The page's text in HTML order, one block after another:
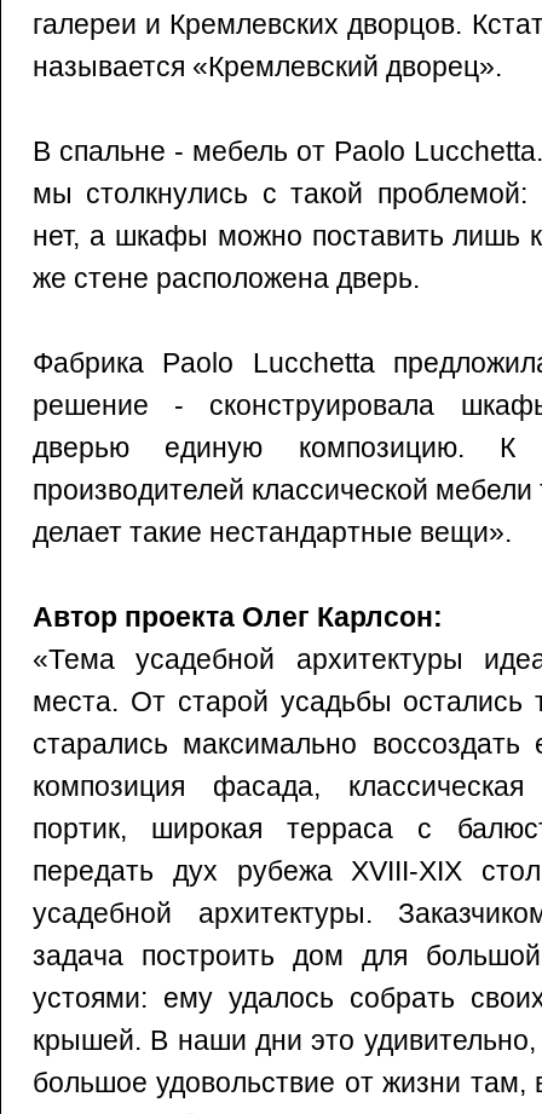
галереи и Кремлевских дворцов.
называется «Кремлевский дворец».
В спальне - мебель от Paolo
мы столкнулись с такой
нет, а шкафы можно поставить лишь
же стене расположена дверь.
Фабрика Paolo Lucchetta
решение - сконструировала
дверью единую композицию. К
производителей классической мебели
делает такие нестандартные вещи».
Автор проекта Олег Карлсон:
«Тема усадебной архитектуры
места. От старой усадьбы
старались максимально
композиция фасада,
портик, широкая терраса с
передать дух рубежа XVIII-XIX
усадебной архитектуры.
задача построить дом для
устоями: ему удалось собрать
крышей. В наши дни это
большое удовольствие от жизни там,